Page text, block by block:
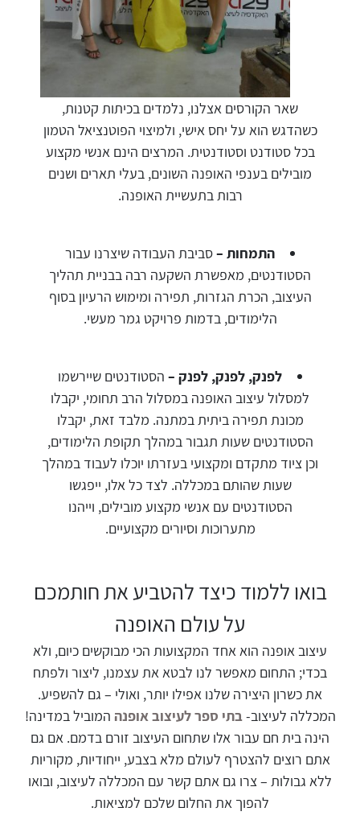
שאר הקורסים אצלנו, נלמדים בכיתות קטנות,
כשהדגש הוא על יחס אישי, ולמיצוי הפוטנציאל הטמון
בכל סטודנט וסטודנטית. המרצים הינם אנשי מקצוע
מובילים בענפי האופנה השונים, בעלי תארים ושנים
רבות בתעשיית האופנה.
התמחות –סביבת העבודה שיצרנו עבור
הסטודנטים, מאפשרת השקעה רבה בבניית תהליך
העיצוב, הכרת הגזרות, תפירה ומימוש הרעיון בסוף
הלימודים, בדמות פרויקט גמר מעשי.
לפנק, לפנק, לפנק –הסטודנטים שיירשמו
למסלול עיצוב האופנה במסלול הרב תחומי, יקבלו
מכונת תפירה ביתית במתנה. מלבד זאת, יקבלו
הסטודנטים שעות תגבור במהלך תקופת הלימודים,
וכן ציוד מתקדם ומקצועי בעזרתו יוכלו לעבוד במהלך
שעות שהותם במכללה. לצד כל אלו, ייפגשו
הסטודנטים עם אנשי מקצוע מובילים, וייהנו
מתערוכות וסיורים מקצועיים.
בואו ללמוד כיצד להטביע את חותמכם
על עולם האופנה
עיצוב אופנה הוא אחד המקצועות הכי מבוקשים כיום, ולא
בכדי; התחום מאפשר לנו לבטא את עצמנו, ליצור ולפתח
את כשרון היצירה שלנו אפילו יותר, ואולי – גם להשפיע.
המכללה לעיצוב-בתי ספר לעיצוב אופנה המוביל במדינה!
הינה בית חם עבור אלו שתחום העיצוב זורם בדמם. אם גם
אתם רוצים להצטרף לעולם מלא בצבע, ייחודיות, מקוריות
ללא גבולות – צרו גם אתם קשר עם המכללה לעיצוב, ובואו
להפוך את החלום שלכם למציאות.